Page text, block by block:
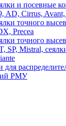
и посевные
AD, Cirrus,
точного
Precea
точного
SP, Mistral,
для
РМУ